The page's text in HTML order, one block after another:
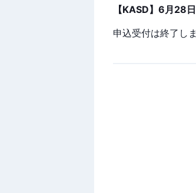
【KASD】6月28
申込受付は終了し